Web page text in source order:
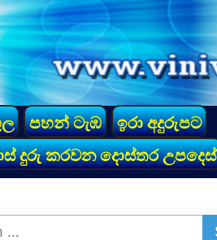
පහන් ටැඹ
ඉරා අදුරුපට
දුරු කරවන දොස්තර උපදෙස්